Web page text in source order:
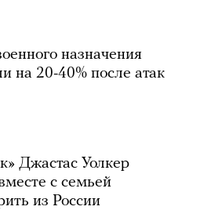
назначения
на 20-40% после атак
Джастас Уолкер
с семьей
из России